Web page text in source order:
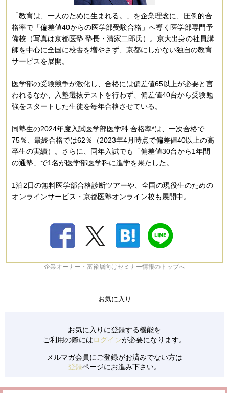
「教育は、一人のために生まれる。」を企業理念に、圧倒的合
格率で「偏差値40からの医学部受験合格」へ導く医学部専門予
備校（写真は京都医塾 塾長・清家二郎氏）。京大出身の社員講
師を中心に全国に校舎を増やさず、京都にしかない独自の教育
サービスを展開。
医学部の受験競争が激化し、合格には偏差値65以上が必要と言
われるなか、入塾選抜テストを行わず、偏差値40台から受験勉
強をスタートした生徒を毎年合格させている。
同塾生の2024年度入試医学部医学科 合格率*は、一次合格で
75％、最終合格では62％（2023年4月時点で偏差値40以上の高
卒生の実績）。さらに、同年入試でも「偏差値30台から1年間
の通塾」で1名が医学部医学科に進学を果たした。
1泊2日の無料医学部合格診断ツアーや、全国の現役生のための
オンラインサービス・京都医塾オンライン校も展開中。
企業オーナー・富裕層向けセミナー情報のトップへ
お気に入り
お気に入りに登録する機能を
ご利用の際にはログインが必要になります。
メルマガ会員にご登録がお済みでない方は
登録ページにお進み下さい。